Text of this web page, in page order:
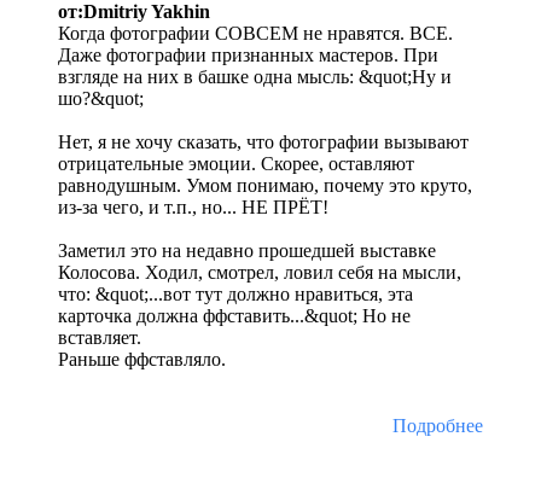
от:Dmitriy Yakhin
Когда фотографии СОВСЕМ не нравятся. ВСЕ.
Даже фотографии признанных мастеров. При
взгляде на них в башке одна мысль: &quot;Ну и
шо?&quot;
Нет, я не хочу сказать, что фотографии вызывают
отрицательные эмоции. Скорее, оставляют
равнодушным. Умом понимаю, почему это круто,
из-за чего, и т.п., но... НЕ ПРЁТ!
Заметил это на недавно прошедшей выставке
Колосова. Ходил, смотрел, ловил себя на мысли,
что: &quot;...вот тут должно нравиться, эта
карточка должна ффставить...&quot; Но не
вставляет.
Раньше ффставляло.
Подробнее